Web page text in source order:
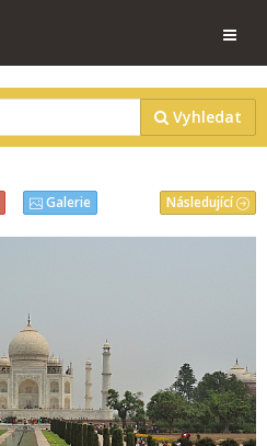
Vyhledat
Následující
Galerie